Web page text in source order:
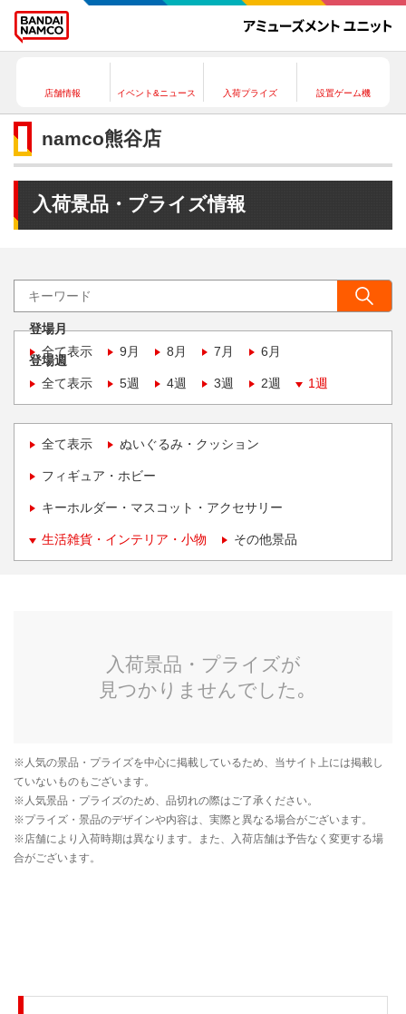
店舗情報 イベント&ニュース 入荷プライズ 設置ゲーム機
namco熊谷店
入荷景品・プライズ情報
登場月
全て表示
9月 8月 7月 6月
登場週
全て表示
5週 4週 3週 2週 1週
全て表示 ぬいぐるみ・クッション
フィギュア・ホビー
キーホルダー・マスコット・アクセサリー
生活雑貨・インテリア・小物 その他景品